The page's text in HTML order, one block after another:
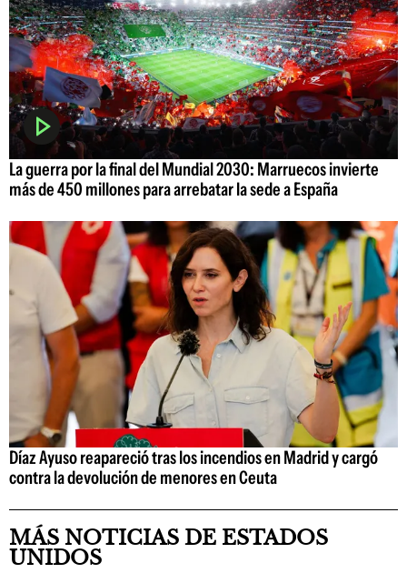
La guerra por la final del Mundial 2030: Marruecos invierte
más de 450 millones para arrebatar la sede a España
Díaz Ayuso reapareció tras los incendios en Madrid y cargó
contra la devolución de menores en Ceuta
MÁS NOTICIAS DE ESTADOS
UNIDOS